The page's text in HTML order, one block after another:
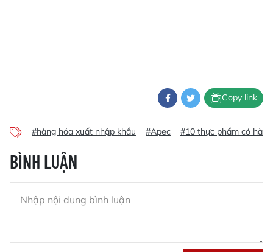
Copy link
#hàng hóa xuất nhập khẩu #Apec #10 thực phẩm có
BÌNH LUẬN